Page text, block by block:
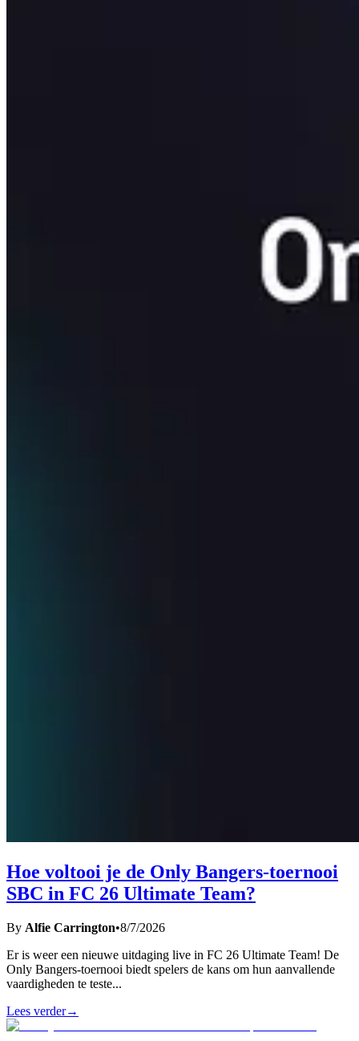
Hoe voltooi je de Only Bangers-toernooi
SBC in FC 26 Ultimate Team?
By Alfie Carrington•8/7/2026
Er is weer een nieuwe uitdaging live in FC 26 Ultimate Team! De
Only Bangers-toernooi biedt spelers de kans om hun aanvallende
vaardigheden te teste...
Lees verder→